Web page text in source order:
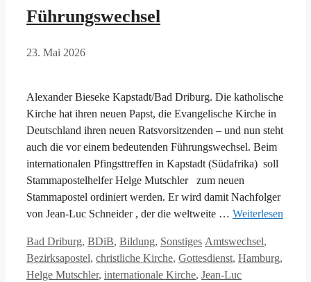
Führungswechsel
23. Mai 2026
Alexander Bieseke Kapstadt/Bad Driburg. Die katholische
Kirche hat ihren neuen Papst, die Evangelische Kirche in
Deutschland ihren neuen Ratsvorsitzenden – und nun steht
auch die vor einem bedeutenden Führungswechsel. Beim
internationalen Pfingsttreffen in Kapstadt (Südafrika) soll
Stammapostelhelfer Helge Mutschler zum neuen
Stammapostel ordiniert werden. Er wird damit Nachfolger
von Jean-Luc Schneider , der die weltweite … Weiterlesen
Kategorien
Bad Driburg, BDiB, Bildung, Sonstiges Schlagwörter
Amtswechsel,
Bezirksapostel, christliche Kirche, Gottesdienst, Hamburg,
Helge Mutschler, internationale Kirche, Jean-Luc